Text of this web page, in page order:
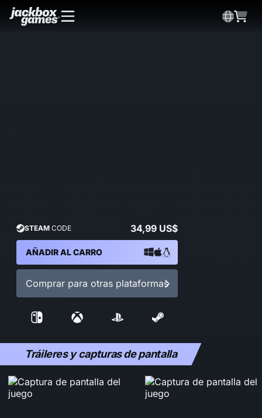
STEAM CODE 34,99 US$
AÑADIR AL CARRO
Comprar para otras plataformas
Tráileres y capturas de pantalla